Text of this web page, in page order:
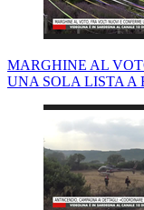
MARGHINE AL
UNA SOLA LISTA A